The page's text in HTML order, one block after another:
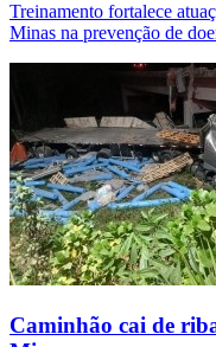
Treinamento fortalece
Minas na prevenção de
Caminhão cai de